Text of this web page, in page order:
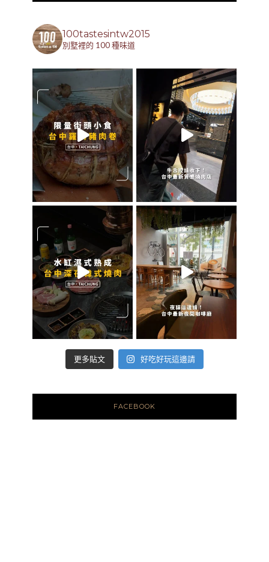
100tastesintw2015
別墅裡的 100 種味道
更多貼文 好吃好玩這邊請
FACEBOOK